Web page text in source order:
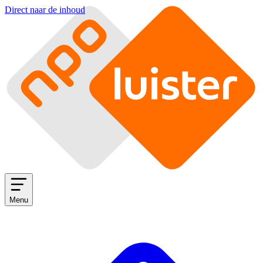
Direct naar de inhoud
Menu